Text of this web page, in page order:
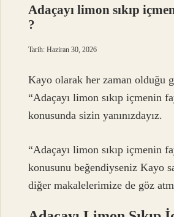
Adaçayı limon sıkıp
?
Tarih: Haziran 30, 2026
Kayo olarak her zaman olduğu
“Adaçayı limon sıkıp içmenin
konusunda sizin yanınızdayız.
“Adaçayı limon sıkıp içmenin
konusunu beğendiyseniz Kayo
diğer makalelerimize de göz